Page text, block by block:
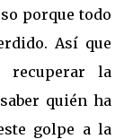
porque todo
Así que
recuperar la
quién ha
golpe a la